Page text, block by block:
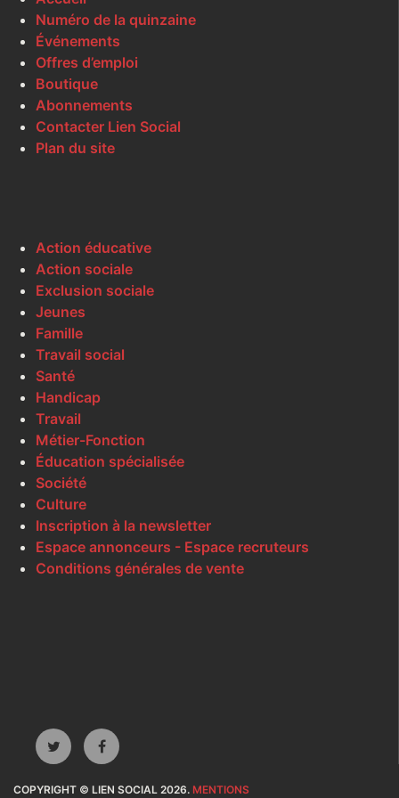
Numéro de la quinzaine
Événements
Offres d’emploi
Boutique
Abonnements
Contacter Lien Social
Plan du site
Action éducative
Action sociale
Exclusion sociale
Jeunes
Famille
Travail social
Santé
Handicap
Travail
Métier-Fonction
Éducation spécialisée
Société
Culture
Inscription à la newsletter
Espace annonceurs - Espace recruteurs
Conditions générales de vente
COPYRIGHT © LIEN SOCIAL 2026. MENTIONS